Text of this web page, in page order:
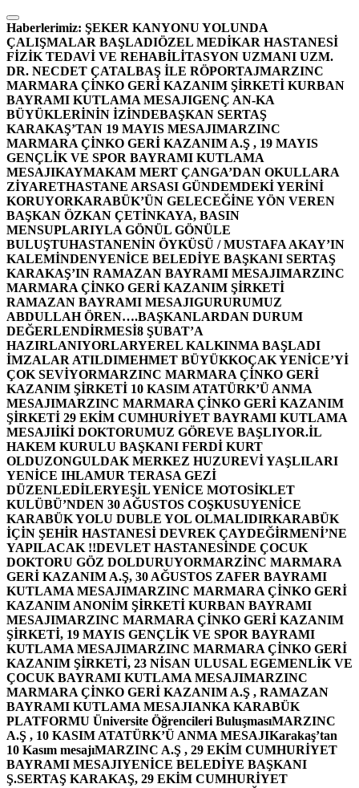
İçeriğe
atla
Haberlerimiz: ŞEKER KANYONU YOLUNDA
ÇALIŞMALAR BAŞLADIÖZEL MEDİKAR HASTANESİ
FİZİK TEDAVİ VE REHABİLİTASYON UZMANI UZM.
DR. NECDET ÇATALBAŞ İLE RÖPORTAJMARZINC
MARMARA ÇİNKO GERİ KAZANIM ŞİRKETİ KURBAN
BAYRAMI KUTLAMA MESAJIGENÇ AN-KA
BÜYÜKLERİNİN İZİNDEBAŞKAN SERTAŞ
KARAKAŞ’TAN 19 MAYIS MESAJIMARZINC
MARMARA ÇİNKO GERİ KAZANIM A.Ş , 19 MAYIS
GENÇLİK VE SPOR BAYRAMI KUTLAMA
MESAJIKAYMAKAM MERT ÇANGA’DAN OKULLARA
ZİYARETHASTANE ARSASI GÜNDEMDEKİ YERİNİ
KORUYORKARABÜK’ÜN GELECEĞİNE YÖN VEREN
BAŞKAN ÖZKAN ÇETİNKAYA, BASIN
MENSUPLARIYLA GÖNÜL GÖNÜLE
BULUŞTUHASTANENİN ÖYKÜSÜ / MUSTAFA AKAY’IN
KALEMİNDENYENİCE BELEDİYE BAŞKANI SERTAŞ
KARAKAŞ’IN RAMAZAN BAYRAMI MESAJIMARZINC
MARMARA ÇİNKO GERİ KAZANIM ŞİRKETİ
RAMAZAN BAYRAMI MESAJIGURURUMUZ
ABDULLAH ÖREN….BAŞKANLARDAN DURUM
DEĞERLENDİRMESİ8 ŞUBAT’A
HAZIRLANIYORLARYEREL KALKINMA BAŞLADI
İMZALAR ATILDIMEHMET BÜYÜKKOÇAK YENİCE’Yİ
ÇOK SEVİYORMARZINC MARMARA ÇİNKO GERİ
KAZANIM ŞİRKETİ 10 KASIM ATATÜRK’Ü ANMA
MESAJIMARZINC MARMARA ÇİNKO GERİ KAZANIM
ŞİRKETİ 29 EKİM CUMHURİYET BAYRAMI KUTLAMA
MESAJIİKİ DOKTORUMUZ GÖREVE BAŞLIYOR.İL
HAKEM KURULU BAŞKANI FERDİ KURT
OLDUZONGULDAK MERKEZ HUZUREVİ YAŞLILARI
YENİCE IHLAMUR TERASA GEZİ
DÜZENLEDİLERYEŞİL YENİCE MOTOSİKLET
KULÜBÜ’NDEN 30 AĞUSTOS COŞKUSUYENİCE
KARABÜK YOLU DUBLE YOL OLMALIDIRKARABÜK
İÇİN ŞEHİR HASTANESİ DEVREK ÇAYDEĞİRMENİ’NE
YAPILACAK !!DEVLET HASTANESİNDE ÇOCUK
DOKTORU GÖZ DOLDURUYORMARZİNC MARMARA
GERİ KAZANIM A.Ş, 30 AĞUSTOS ZAFER BAYRAMI
KUTLAMA MESAJIMARZINC MARMARA ÇİNKO GERİ
KAZANIM ANONİM ŞİRKETİ KURBAN BAYRAMI
MESAJIMARZINC MARMARA ÇİNKO GERİ KAZANIM
ŞİRKETİ, 19 MAYIS GENÇLİK VE SPOR BAYRAMI
KUTLAMA MESAJIMARZINC MARMARA ÇİNKO GERİ
KAZANIM ŞİRKETİ, 23 NİSAN ULUSAL EGEMENLİK VE
ÇOCUK BAYRAMI KUTLAMA MESAJIMARZINC
MARMARA ÇİNKO GERİ KAZANIM A.Ş , RAMAZAN
BAYRAMI KUTLAMA MESAJIANKA KARABÜK
PLATFORMU Üniversite Öğrencileri BuluşmasıMARZINC
A.Ş , 10 KASIM ATATÜRK’Ü ANMA MESAJIKarakaş’tan
10 Kasım mesajıMARZINC A.Ş , 29 EKİM CUMHURİYET
BAYRAMI MESAJIYENİCE BELEDİYE BAŞKANI
Ş.SERTAŞ KARAKAŞ, 29 EKİM CUMHURİYET